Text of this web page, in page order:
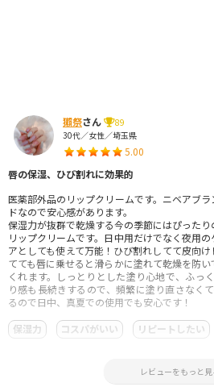
獺祭さん
89
30代／女性／埼玉県
5.00
唇の保湿、ひび割れに効果的
医薬部外品のリップクリームです。ニベアブラ
ドなので安心感があります。
保湿力が抜群で乾燥する今の季節にはぴったり
リップクリームです。日中用だけでなく夜用の
アとしても使えて万能！ひび割れしてて皮向け
てても唇に乗せると滑らかに塗れて乾燥を防い
くれます。しっとりとした塗り心地で、ふっ
り感も長続きするので、頻繁に塗り直さなく
るので日中、真夏での使用でも安心です！
保湿力
コスパがいい リピートしたい
レビューをもっと見